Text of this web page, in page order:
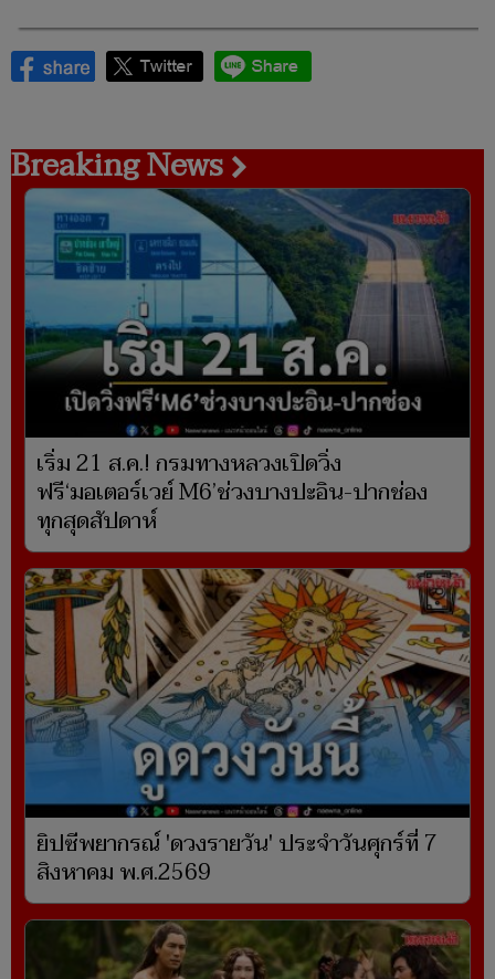
Breaking News
เริ่ม 21 ส.ค.! กรมทางหลวงเปิดวิ่ง
ฟรี‘มอเตอร์เวย์ M6’ช่วงบางปะอิน-ปากช่อง
ทุกสุดสัปดาห์
ยิปซีพยากรณ์ 'ดวงรายวัน' ประจำวันศุกร์ที่ 7
สิงหาคม พ.ศ.2569